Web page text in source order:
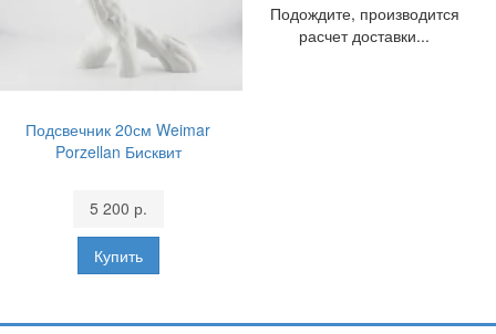
Подсвечник 20см Weimar
Porzellan Бисквит
5 200 р.
Подождите, производится
расчет доставки...